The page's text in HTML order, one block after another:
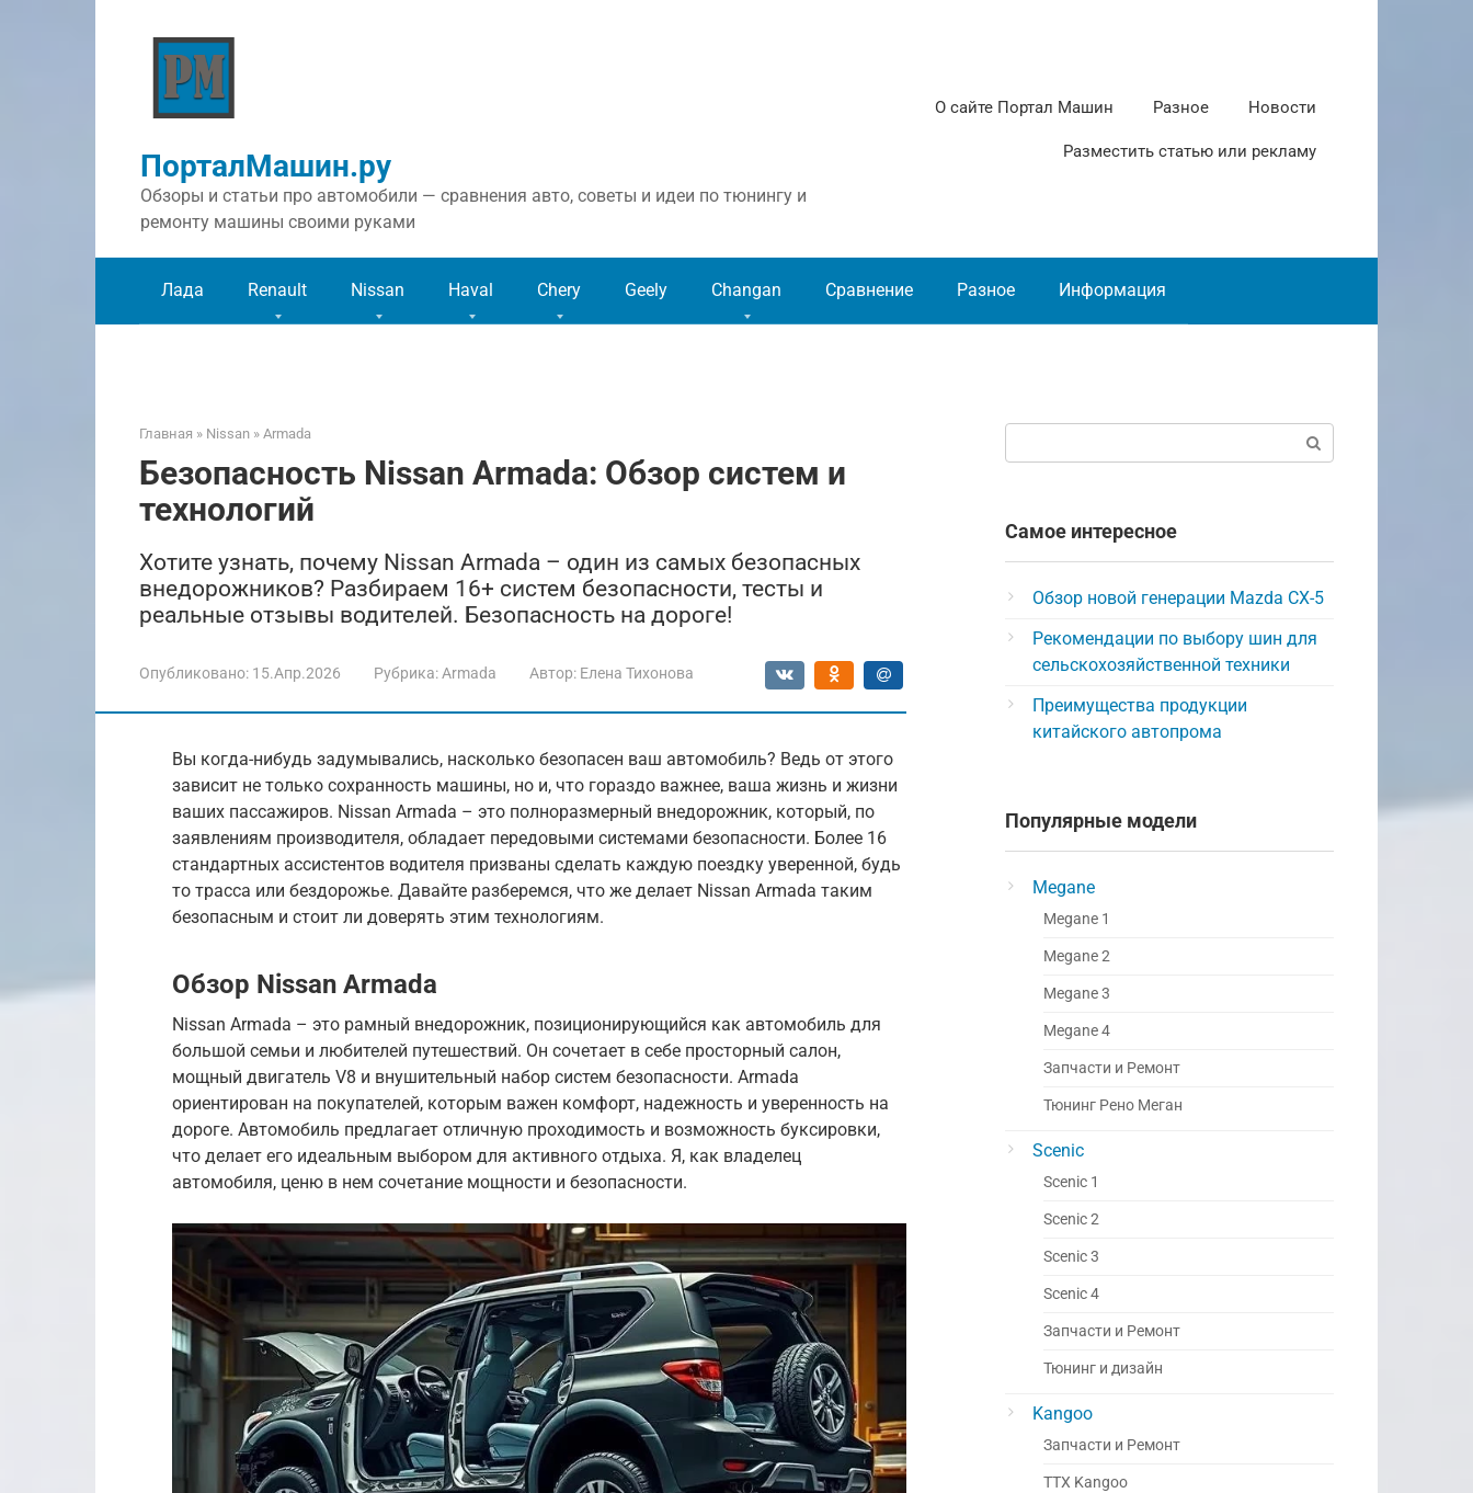
ПорталМашин.ру
Обзоры и статьи про автомобили — сравнения авто, советы и идеи по тюнингу и
ремонту машины своими руками
О сайте Портал Машин Разное Новости
Разместить статью или рекламу
Лада Renault Nissan Haval Chery Geely Changan Сравнение Разное Информация
Главная » Nissan » Armada
Безопасность Nissan Armada: Обзор систем и
технологий
Хотите узнать, почему Nissan Armada – один из самых безопасных
внедорожников? Разбираем 16+ систем безопасности, тесты и
реальные отзывы водителей. Безопасность на дороге!
Опубликовано: 15.Апр.2026 Рубрика: Armada Автор: Елена Тихонова
Вы когда-нибудь задумывались, насколько безопасен ваш автомобиль? Ведь от этого
зависит не только сохранность машины, но и, что гораздо важнее, ваша жизнь и жизни
ваших пассажиров. Nissan Armada – это полноразмерный внедорожник, который, по
заявлениям производителя, обладает передовыми системами безопасности. Более 16
стандартных ассистентов водителя призваны сделать каждую поездку уверенной, будь
то трасса или бездорожье. Давайте разберемся, что же делает Nissan Armada таким
безопасным и стоит ли доверять этим технологиям.
Обзор Nissan Armada
Nissan Armada – это рамный внедорожник, позиционирующийся как автомобиль для
большой семьи и любителей путешествий. Он сочетает в себе просторный салон,
мощный двигатель V8 и внушительный набор систем безопасности. Armada
ориентирован на покупателей, которым важен комфорт, надежность и уверенность на
дороге. Автомобиль предлагает отличную проходимость и возможность буксировки,
что делает его идеальным выбором для активного отдыха. Я, как владелец
автомобиля, ценю в нем сочетание мощности и безопасности.
Самое интересное
Обзор новой генерации Mazda CX-5
Рекомендации по выбору шин для
сельскохозяйственной техники
Преимущества продукции
китайского автопрома
Популярные модели
Megane
Megane 1
Megane 2
Megane 3
Megane 4
Запчасти и Ремонт
Тюнинг Рено Меган
Scenic
Scenic 1
Scenic 2
Scenic 3
Scenic 4
Запчасти и Ремонт
Тюнинг и дизайн
Kangoo
Запчасти и Ремонт
ТТХ Kangoo